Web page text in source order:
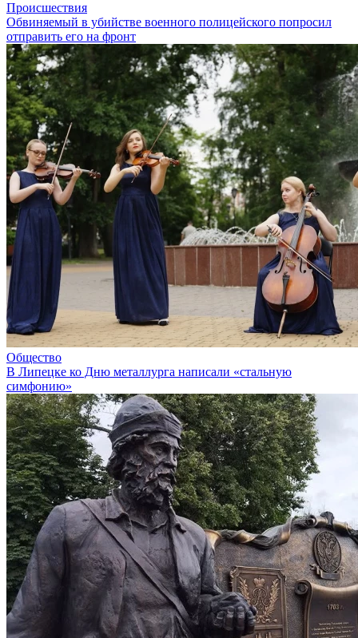
Происшествия
Обвиняемый в убийстве военного полицейского попросил
отправить его на фронт
Общество
В Липецке ко Дню металлурга написали «стальную
симфонию»